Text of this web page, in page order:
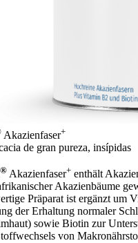
Akazienfaser+
de gran pureza, insípidas
® Akazienfaser+ enthält
Akazienbäume
Präparat ist ergänzt um
der Erhaltung normaler
sowie Biotin zur
von